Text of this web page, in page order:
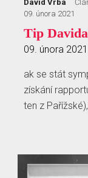
David Vrba
09. února 2021
Tip
09. února 2021
ak se stát
získání
ten z